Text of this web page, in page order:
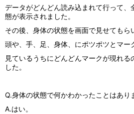
データがどんどん読み込まれて行って、
態が表示されました。
その後、身体の状態を画面で見せてもら
頭や、手、足、身体、にポツポツとマー
見ているうちにどんどんマークが現れ
した。
Q.身体の状態で何かわかったことはあり
A.はい。